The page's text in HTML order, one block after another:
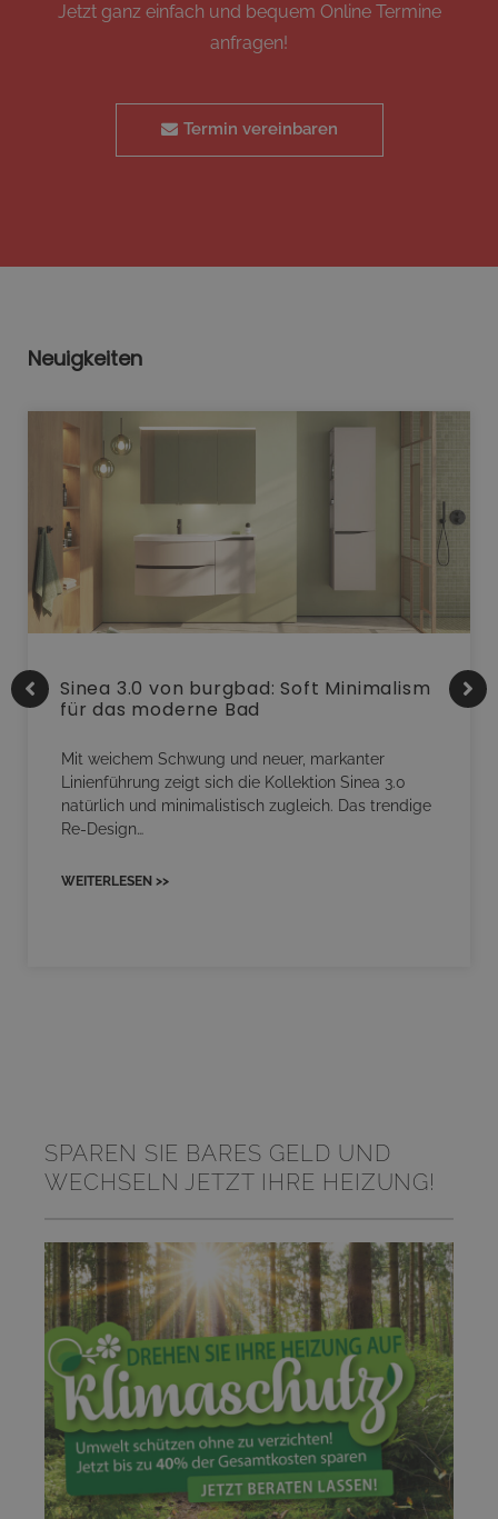
Jetzt ganz einfach und bequem Online Termine
anfragen!
Termin vereinbaren
Neuigkeiten
Sinea 3.0 von burgbad: Soft Minimalism
für das moderne Bad
Mit weichem Schwung und neuer, markanter
Linienführung zeigt sich die Kollektion Sinea 3.0
natürlich und minimalistisch zugleich. Das trendige
Re-Design…
WEITERLESEN >>
SPAREN SIE BARES GELD UND
WECHSELN JETZT IHRE HEIZUNG!